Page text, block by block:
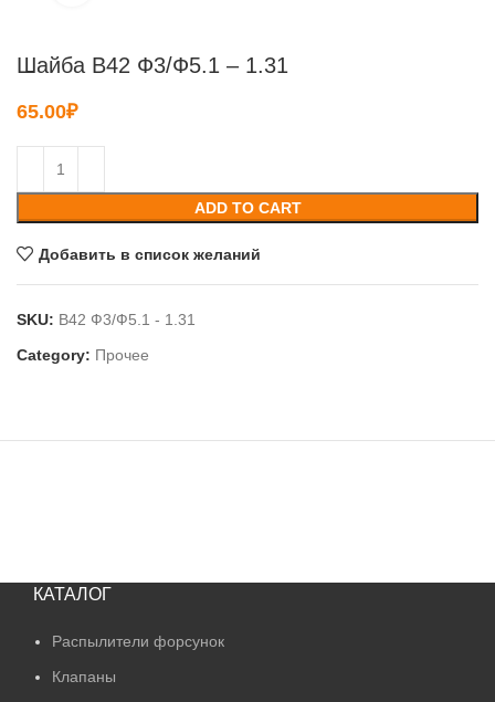
Шайба B42 Ф3/Ф5.1 – 1.31
65.00₽
ADD TO CART
Добавить в список желаний
SKU: B42 Ф3/Ф5.1 - 1.31
Category: Прочее
КАТАЛОГ
Распылители форсунок
Клапаны